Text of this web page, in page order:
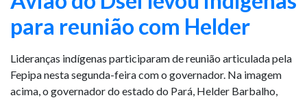
para reunião com Helder
Lideranças indígenas participaram de reunião articulada pela
Fepipa nesta segunda-feira com o governador. Na imagem
acima, o governador do estado do Pará, Helder Barbalho,